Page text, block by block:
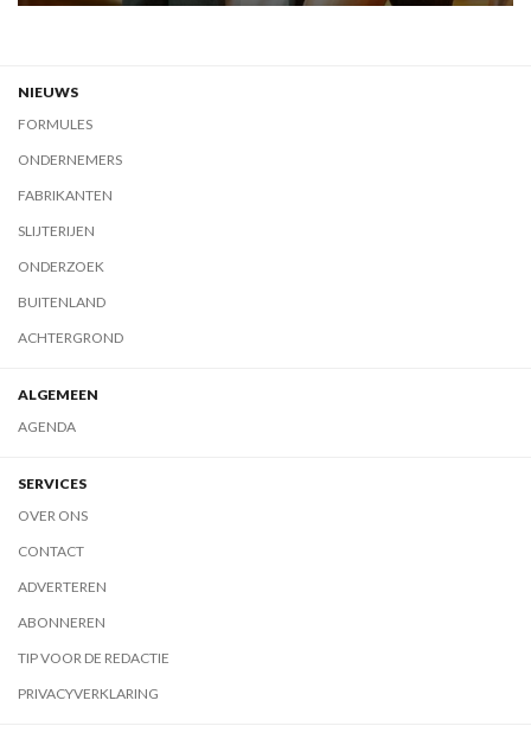
NIEUWS
FORMULES
ONDERNEMERS
FABRIKANTEN
SLIJTERIJEN
ONDERZOEK
BUITENLAND
ACHTERGROND
ALGEMEEN
AGENDA
SERVICES
OVER ONS
CONTACT
ADVERTEREN
ABONNEREN
TIP VOOR DE REDACTIE
PRIVACYVERKLARING